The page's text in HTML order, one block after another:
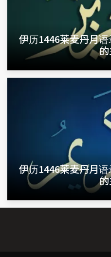
伊历1446莱麦丹月
伊历1446莱麦丹月